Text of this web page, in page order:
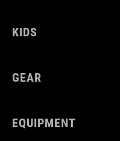
KIDS
GEAR
EQUIPMENT